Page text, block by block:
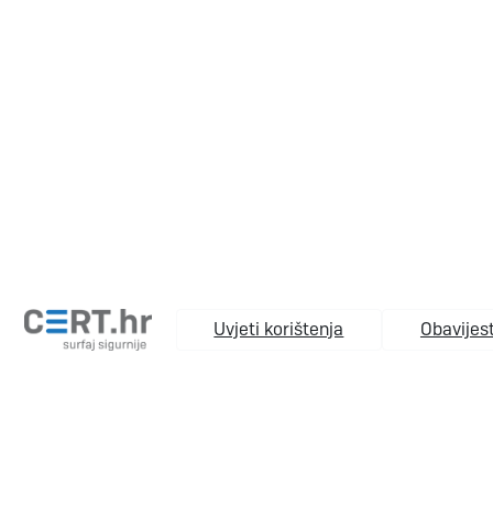
Uvjeti korištenja